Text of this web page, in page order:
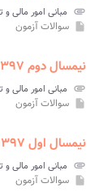
attachment
insert_drive_file سوالات آزمون
نیمسال دوم ۱۳۹۷-۱۳۹۶
attachment
insert_drive_file سوالات آزمون
نیمسال اول ۱۳۹۷-۱۳۹۶
attachment
insert_drive_file سوالات آزمون